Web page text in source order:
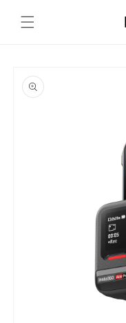
na
obsah
produkte